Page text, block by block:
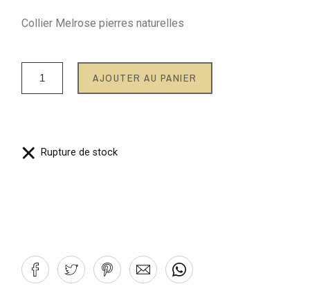
Collier Melrose pierres naturelles
AJOUTER AU PANIER
Rupture de stock